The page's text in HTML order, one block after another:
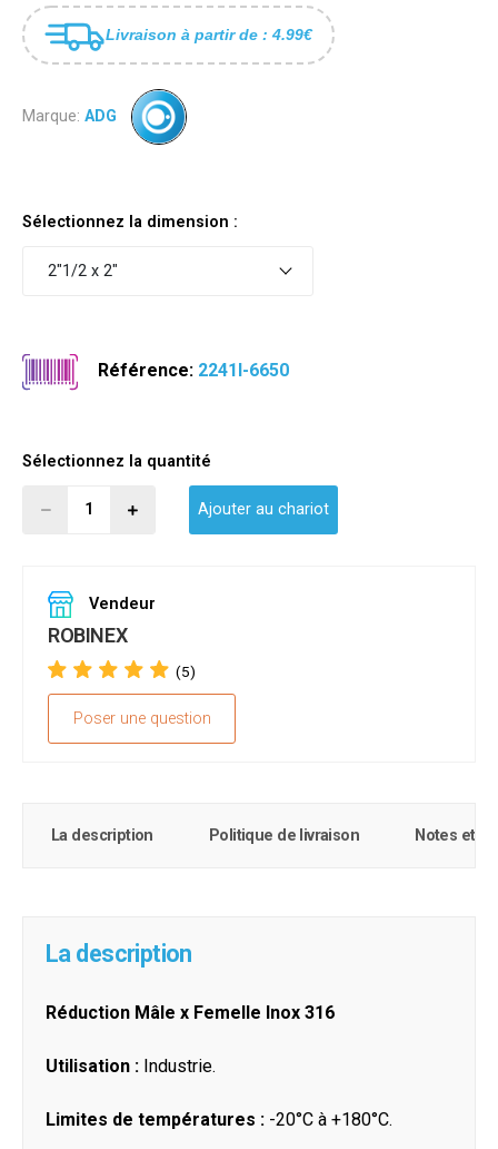
Livraison à partir de : 4.99€
Marque: ADG
Sélectionnez la dimension :
2"1/2 x 2"
Référence: 2241I-6650
Sélectionnez la quantité
Ajouter au chariot
Vendeur
ROBINEX
(5)
Poser une question
La description Politique de livraison Notes et
La description
Réduction Mâle x Femelle Inox 316
Utilisation : Industrie.
Limites de températures : -20°C à +180°C.